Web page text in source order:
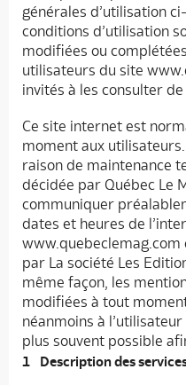
générales d’utilisation
conditions d’utilisation
modifiées ou
utilisateurs du site
invités à les consulter
Ce site internet est
moment aux
raison de maintenance
décidée par Québec Le
communiquer
dates et heures de
par La société Les
même façon, les
modifiées à tout
néanmoins à
plus souvent possible
Description des